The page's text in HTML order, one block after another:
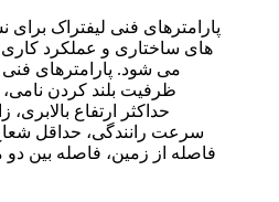
پارامترهای فنی لیفتراک
های ساختاری و عملکرد کاری
می شود. پارامترهای فنی
ظرفیت بلند کردن نامی،
حداکثر ارتفاع بالابری،
سرعت رانندگی، حداقل
فاصله از زمین، فاصله بین دو